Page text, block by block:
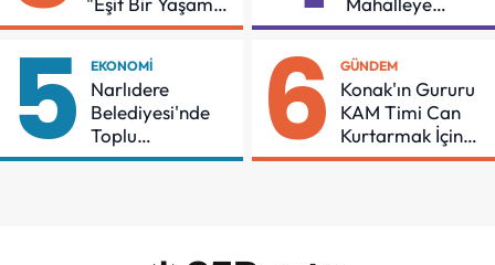
İçin Mücadeleyi
Çocuk Şenliği
5 EKONOMI
Narlıdere
Belediyesi'nde
Toplu
Sözleşmeye
6 GÜNDEM
Konak'ın Gururu
KAM Timi Can
Kurtarmak İçin
Demir Aldı